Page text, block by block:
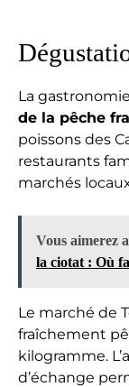
La
de la pêche
poissons des
restaurants
marchés
Vous aimerez
la ciotat : Où
Le marché de
fraîchement
kilogramme.
d’échange